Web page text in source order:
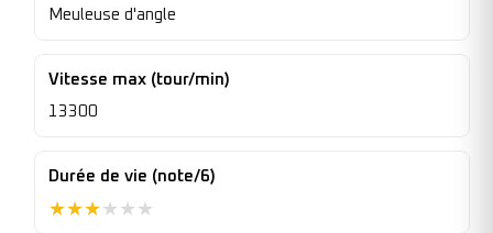
Meuleuse d'angle
Vitesse max (tour/min)
13300
Durée de vie (note/6)
★★★★ ★ ★